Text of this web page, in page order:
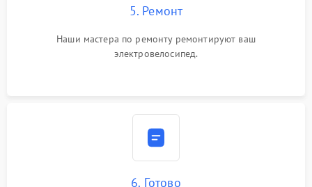
5. Ремонт
Наши мастера по ремонту ремонтируют ваш
электровелосипед.
6. Готово